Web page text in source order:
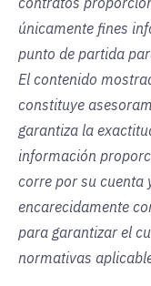
únicamente fines
punto de partida
El contenido
constituye
garantiza la
información
corre por su cuenta
encarecidamente
para garantizar el
normativas